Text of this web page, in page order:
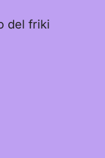
del friki